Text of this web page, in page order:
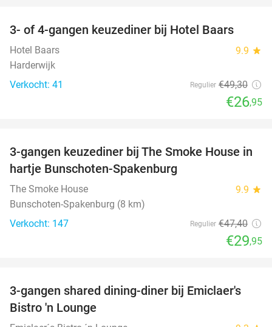
3- of 4-gangen keuzediner bij Hotel Baars
Hotel Baars 9.9 star
Harderwijk
Verkocht: 41
Regulier €49,30
€26,95
37%
3-gangen keuzediner bij The Smoke House in
hartje Bunschoten-Spakenburg
The Smoke House 9.9 star
Bunschoten-Spakenburg (8 km)
Verkocht: 147
Regulier €47,40
€29,95
48%
3-gangen shared dining-diner bij Emiclaer's
Bistro 'n Lounge